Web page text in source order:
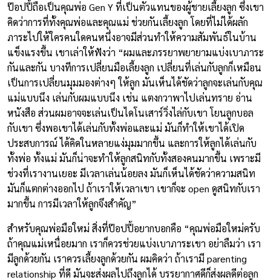
ป๊อปปี้ถือเป็นคุณพ่อ Gen Y ที่เป็นตัวแทนของผู้ชายเลี้ยงลูก ซึ่งเขา
คิดว่าการที่ทั้งคุณพ่อและคุณแม่ ช่วยกันเลี้ยงลูก โดยที่ไม่ได้ผลัก
ภาระไปให้ใครคนใดคนหนึ่งอาจมีส่วนทำให้ความสัมพันธ์ในบ้าน
แข็งแรงขึ้น เขาเล่าให้ฟังว่า “ผมและภรรยาพยายามแบ่งเบาภาระ
กันและกัน บางทีการเปลี่ยนมือเลี้ยงลูก เปลี่ยนที่เล่นกับลูกก็เหมือน
เป็นการเปลี่ยนมุมมองต่างๆ ให้ลูก มันเห็นได้ชัดว่าลูกจะเล่นกับคุณ
แม่แบบนึง เล่นกับผมแบบนึง เช่น แตงกวาพาไปเล่นทราย อ่าน
หนังสือ ส่วนผมอาจจะเล่นเป็นไดโนเสาร์วิ่งไล่กับเขา โยนลูกบอล
กับเขา ซึ่งพอเขาได้เล่นกับทั้งพ่อและแม่ มันก็ทำให้เขาได้เปิด
ประสบการณ์ ได้คิดในหลายแง่มุมมากขึ้น และการให้ลูกได้เล่นกับ
ทั้งพ่อ ทั้งแม่ มันก็น่าจะทำให้ลูกสนิทกับทั้งสองคนมากขึ้น เพราะมี
ช่วงที่เรางานเยอะ มีเวลาเล่นน้อยลง มันก็เห็นได้ชัดว่าความสนิท
มันก็แตกต่างออกไป ถ้าเราให้เวลาเขา เขาก็จะ open ดูสนิทกับเรา
มากขึ้น การมีเวลาให้ลูกจึงสำคัญ”
สำหรับคุณพ่อมือใหม่ สิ่งที่ป๊อปปี้อยากบอกคือ “คุณพ่อมือใหม่ครับ
ถ้าคุณแม่เหนื่อยมาก เราก็ควรช่วยแบ่งเบาภาระเขา อย่าลืมว่า เรา
มีลูกด้วยกัน เราควรเลี้ยงลูกด้วยกัน ผมคิดว่า ถ้าเรามี parenting
relationship ที่ดี มันจะส่งผลไปถึงลูกได้ บรรยากาศดีก็ส่งผลดีต่อลูก